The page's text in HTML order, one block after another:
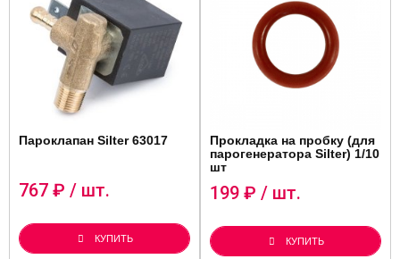
Пароклапан Silter 63017
767 ₽ / шт.
КУПИТЬ
Прокладка на пробку (для
парогенератора Silter) 1/10
шт
199 ₽ / шт.
КУПИТЬ